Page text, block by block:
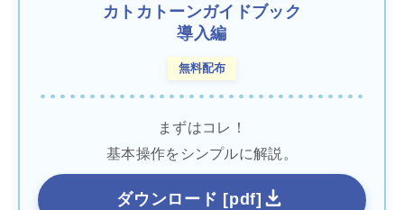
カトカトーンガイドブック
導入編
無料配布
まずはコレ！
基本操作をシンプルに解説。
ダウンロード [pdf]